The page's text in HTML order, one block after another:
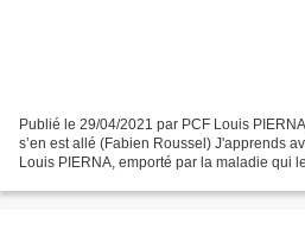
Publié le 29/04/2021 par PCF Louis
s’en est allé (Fabien Roussel) J'apprends
Louis PIERNA, emporté par la maladie qui